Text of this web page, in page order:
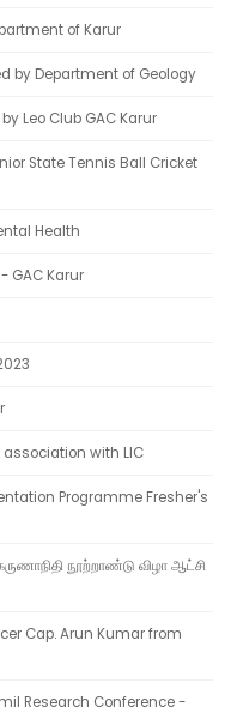
of Karur
by Department of Geology
Leo Club GAC Karur
State Tennis Ball Cricket
Health
GAC Karur
with LIC
Programme Fresher's
நூற்றாண்டு விழா ஆட்சி
Cap. Arun Kumar from
Research Conference -